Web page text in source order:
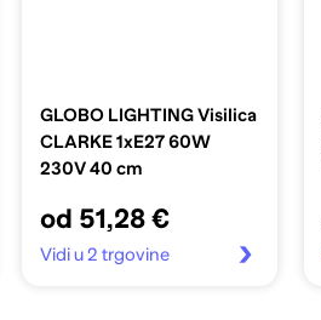
GLOBO LIGHTING Visilica
CLARKE 1xE27 60W
230V 40 cm
od 51,28 €
Vidi u 2 trgovine